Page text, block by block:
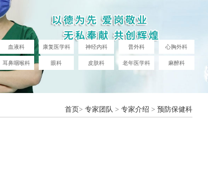
血液科 康复医学科 神经内科 普外科 心胸外科
耳鼻咽喉科 眼科 皮肤科 老年医学科 麻醉科
首页>专家团队 >专家介绍 >预防保健科